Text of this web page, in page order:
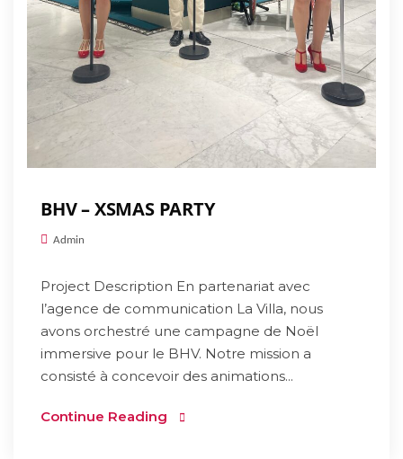
BHV – XSMAS PARTY
Admin
Project Description En partenariat avec
l’agence de communication La Villa, nous
avons orchestré une campagne de Noël
immersive pour le BHV. Notre mission a
consisté à concevoir des animations...
Continue Reading